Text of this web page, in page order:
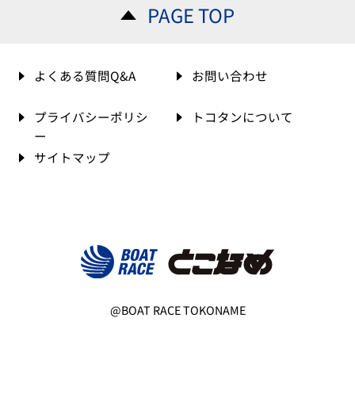
PAGE TOP
よくある質問Q&A お問い合わせ
プライバシーポリシ
ー
トコタンについて
サイトマップ
@BOAT RACE TOKONAME